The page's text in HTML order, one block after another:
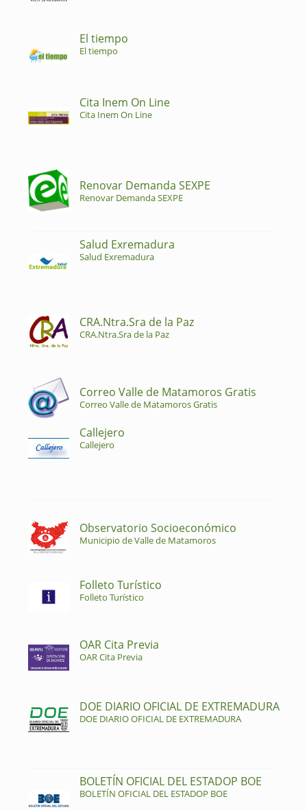
El tiempo
El tiempo
Cita Inem On Line
Cita Inem On Line
Renovar Demanda SEXPE
Renovar Demanda SEXPE
Salud Exremadura
Salud Exremadura
CRA.Ntra.Sra de la Paz
CRA.Ntra.Sra de la Paz
Correo Valle de Matamoros Gratis
Correo Valle de Matamoros Gratis
Callejero
Callejero
Observatorio Socioeconómico
Municipio de Valle de Matamoros
Folleto Turístico
Folleto Turístico
OAR Cita Previa
OAR Cita Previa
DOE DIARIO OFICIAL DE EXTREMADURA
DOE DIARIO OFICIAL DE EXTREMADURA
BOLETÍN OFICIAL DEL ESTADOP BOE
BOLETÍN OFICIAL DEL ESTADOP BOE